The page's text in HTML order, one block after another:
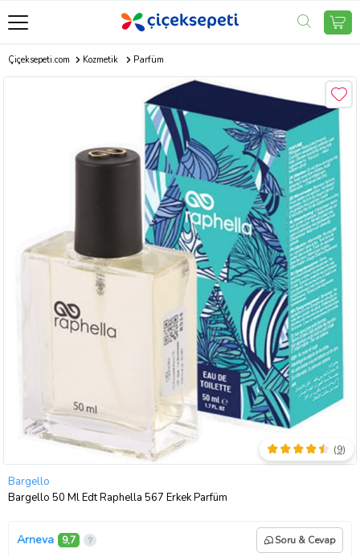
Çiçeksepeti.com Kozmetik Parfüm
Bargello
Bargello 50 Ml Edt Raphella 567 Erkek Parfüm
(9)
Arneva 9,7 Soru & Cevap